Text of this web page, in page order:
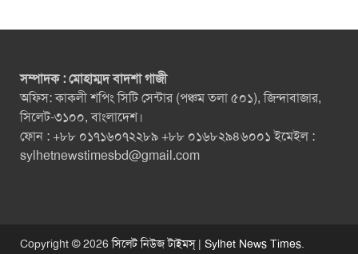
সম্পাদক : মোহাম্মদ বাদশা গাজী
অফিস: কাকলী শপিং সিটি সেন্টার (পঞ্চম তলা ৫০১), জিন্দাবাজার,
সিলেট-৩১০০, বাংলাদেশ।
ফোন : +৮৮ ০১৭১৬০৭২২৮৯ +৮৮ ০১৬৮২৯৪৬০০১ ইমেইল :
sylhetnewstimesbd@gmail.com
Copyright © 2026সিলেট নিউজ টাইমস্ | Sylhet News Times.